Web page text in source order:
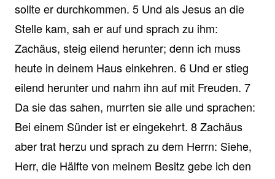
sollte er durchkommen. 5 Und als Jesus an die
Stelle kam, sah er auf und sprach zu ihm:
Zachäus, steig eilend herunter; denn ich muss
heute in deinem Haus einkehren. 6 Und er stieg
eilend herunter und nahm ihn auf mit Freuden. 7
Da sie das sahen, murrten sie alle und sprachen:
Bei einem Sünder ist er eingekehrt. 8 Zachäus
aber trat herzu und sprach zu dem Herrn: Siehe,
Herr, die Hälfte von meinem Besitz gebe ich den